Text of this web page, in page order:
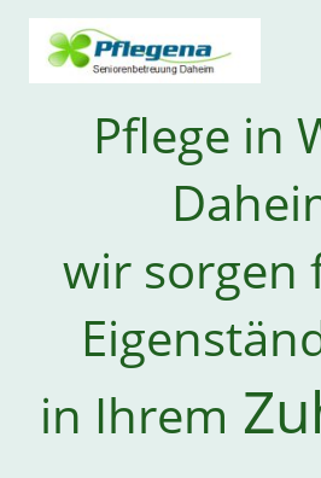
Pflege in
wir sorgen
in Ihrem